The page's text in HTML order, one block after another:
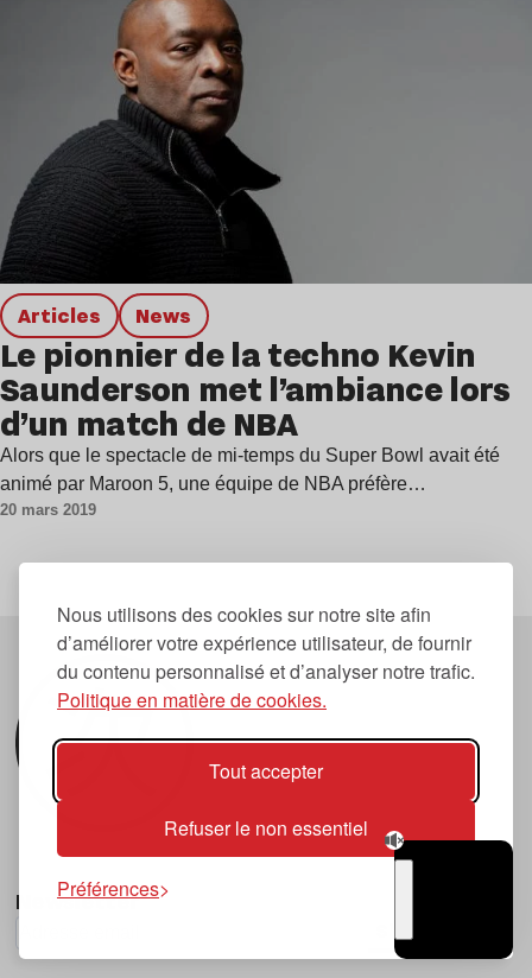
Nous utilisons des cookies sur notre site afin
d’améliorer votre expérience utilisateur, de fournir
du contenu personnalisé et d’analyser notre trafic.
Politique en matière de cookies.
Tout accepter
Refuser le non essentiel
Préférences
Articles news
Le pionnier de la techno Kevin
Saunderson met l’ambiance lors
d’un match de NBA
Alors que le spectacle de mi-temps du Super Bowl avait été
animé par Maroon 5, une équipe de NBA préfère…
20 mars 2019
Newsletter